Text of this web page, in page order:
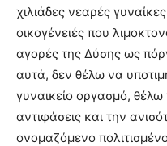
χιλιάδες νεαρές
οικογένειές που
αγορές της Δύσης ως
αυτά, δεν θέλω να
γυναικείο οργασμό, θέλω
αντιφάσεις και την
ονομαζόμενο